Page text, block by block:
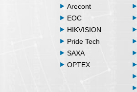
Arecont
EOC
HIKVISION
Pride Tech
SAXA
OPTEX